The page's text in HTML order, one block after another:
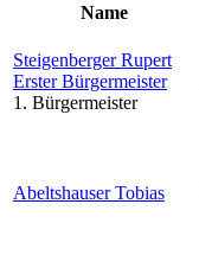
Name
Steigenberger Rupert
Erster Bürgermeister
1. Bürgermeister
Abeltshauser Tobias